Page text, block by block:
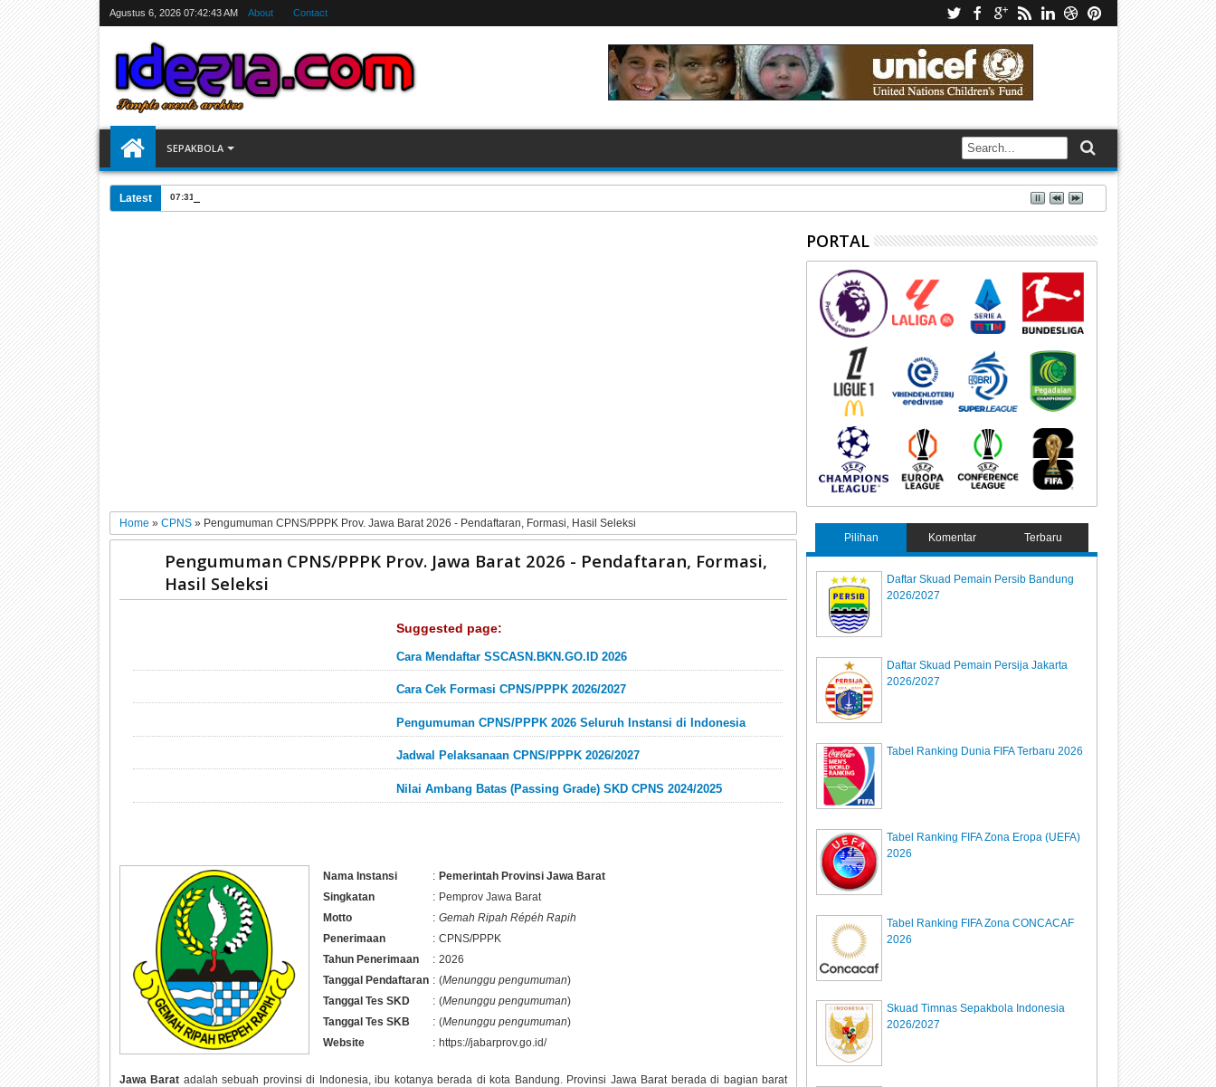
Agustus 6, 2026 07:42:44 AM About Contact
SEPAKBOLA
Latest 07:31 AM
Home » CPNS » Pengumuman CPNS/PPPK Prov. Jawa Barat 2026 - Pendaftaran, Formasi, Hasil Seleksi
Pengumuman CPNS/PPPK Prov. Jawa Barat 2026 - Pendaftaran, Formasi,
Hasil Seleksi
Suggested page:
Cara Mendaftar SSCASN.BKN.GO.ID 2026
Cara Cek Formasi CPNS/PPPK 2026/2027
Pengumuman CPNS/PPPK 2026 Seluruh Instansi di Indonesia
Jadwal Pelaksanaan CPNS/PPPK 2026/2027
Nilai Ambang Batas (Passing Grade) SKD CPNS 2024/2025
Nama Instansi : Pemerintah Provinsi Jawa Barat
Singkatan
: Pemprov Jawa Barat
Motto
: Gemah Ripah Répéh Rapih
Penerimaan
: CPNS/PPPK
Tahun Penerimaan
: 2026
Tanggal Pendaftaran : (Menunggu pengumuman)
Tanggal Tes SKD
: (Menunggu pengumuman)
Tanggal Tes SKB
: (Menunggu pengumuman)
Website
: https://jabarprov.go.id/
Jawa Barat adalah sebuah provinsi di Indonesia, ibu kotanya berada di kota Bandung. Provinsi Jawa Barat berada di bagian barat
PORTAL
Pilihan Komentar Terbaru
Daftar Skuad Pemain Persib Bandung
2026/2027
Daftar Skuad Pemain Persija Jakarta
2026/2027
Tabel Ranking Dunia FIFA Terbaru 2026
Tabel Ranking FIFA Zona Eropa (UEFA)
2026
Tabel Ranking FIFA Zona CONCACAF
2026
Skuad Timnas Sepakbola Indonesia
2026/2027